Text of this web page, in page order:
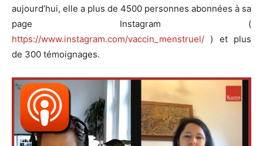
aujourd’hui, elle a plus de 4500 personnes abonnées à sa
page Instagram (
https://www.instagram.com/vaccin_menstruel/ ) et plus
de 300 témoignages.